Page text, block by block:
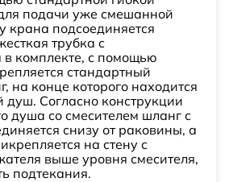
подачи уже смешанной
крана подсоединяется
трубка с
комплекте, с помощью
стандартный
на конце которого находится
душ. Согласно конструкции
душа со смесителем шланг с
снизу от раковины, а
на стену с
выше уровня смесителя,
подтекания.